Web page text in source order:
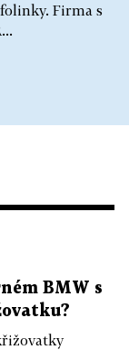
Firma s
BMW s